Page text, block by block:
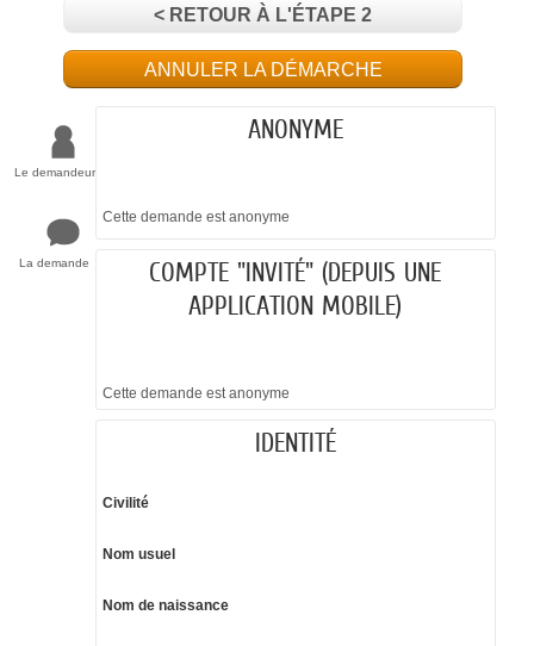
< RETOUR À L'ÉTAPE 2
ANNULER LA DÉMARCHE
Le demandeur
La demande
ANONYME
Cette demande est anonyme
COMPTE "INVITÉ" (DEPUIS UNE
APPLICATION MOBILE)
Cette demande est anonyme
IDENTITÉ
Civilité
Nom usuel
Nom de naissance